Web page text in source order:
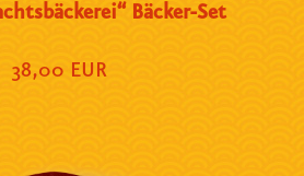
Bäcker-Set
38,00 EUR